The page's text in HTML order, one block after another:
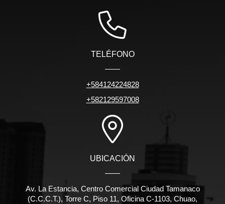
TELÉFONO
+584124224828
+582129597008
UBICACIÓN
Av. La Estancia, Centro Comercial Ciudad Tamanaco
(C.C.C.T.), Torre C, Piso 11, Oficina C-1103, Chuao,